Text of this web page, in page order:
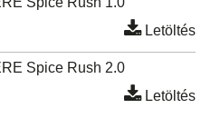
Letöltés
Spice Rush 2.0
Letöltés